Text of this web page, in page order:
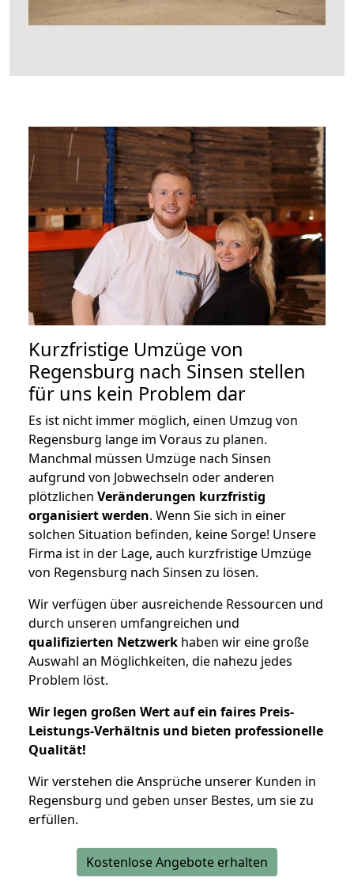
Kurzfristige Umzüge von
Regensburg nach Sinsen stellen
für uns kein Problem dar
Es ist nicht immer möglich, einen Umzug von
Regensburg lange im Voraus zu planen.
Manchmal müssen Umzüge nach Sinsen
aufgrund von Jobwechseln oder anderen
plötzlichen Veränderungen kurzfristig
organisiert werden. Wenn Sie sich in einer
solchen Situation befinden, keine Sorge! Unsere
Firma ist in der Lage, auch kurzfristige Umzüge
von Regensburg nach Sinsen zu lösen.
Wir verfügen über ausreichende Ressourcen und
durch unseren umfangreichen und
qualifizierten Netzwerk haben wir eine große
Auswahl an Möglichkeiten, die nahezu jedes
Problem löst.
Wir legen großen Wert auf ein faires Preis-
Leistungs-Verhältnis und bieten professionelle
Qualität!
Wir verstehen die Ansprüche unserer Kunden in
Regensburg und geben unser Bestes, um sie zu
erfüllen.
Kostenlose Angebote erhalten